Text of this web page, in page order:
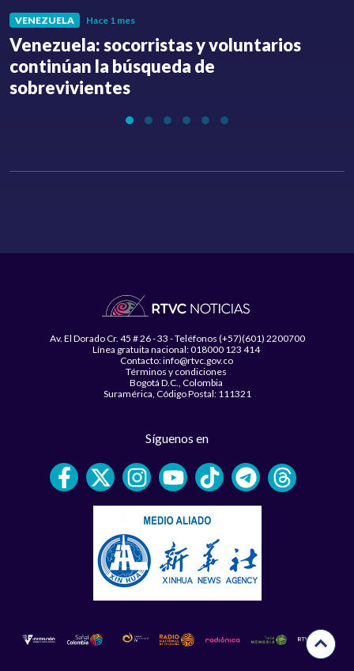
VENEZUELA Hace 1 mes
Venezuela: socorristas y voluntarios
continúan la búsqueda de
sobrevivientes
Av. El Dorado Cr. 45 # 26 - 33 - Teléfonos (+57)(601) 2200700
Línea gratuita nacional: 018000 123 414
Contacto: info@rtvc.gov.co
Términos y condiciones
Bogotá D.C., Colombia
Suramérica, Código Postal: 111321
Síguenos en